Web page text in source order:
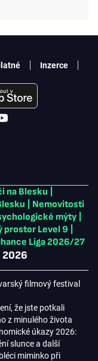
na Blesku
Nemovitosti
mýty
prostor Level 9
Liga 2026/27
2026
filmový festival
že jste potkali
z minulého života
úkazy 2026:
slunce a další
miminko při
Inzerce